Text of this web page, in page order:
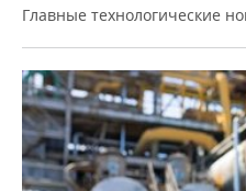
Главные технологические